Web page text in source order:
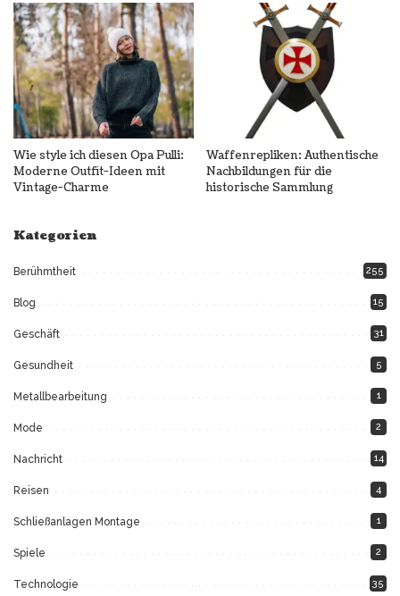
Wie style ich diesen Opa Pulli:
Moderne Outfit-Ideen mit
Vintage-Charme
Waffenrepliken: Authentische
Nachbildungen für die
historische Sammlung
Kategorien
Berühmtheit 255
Blog 15
Geschäft 31
Gesundheit 5
Metallbearbeitung 1
Mode 2
Nachricht 14
Reisen 4
Schließanlagen Montage 1
Spiele 2
Technologie 35